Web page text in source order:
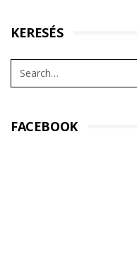
KERESÉS
FACEBOOK